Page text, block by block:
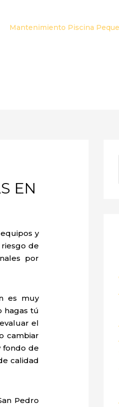
Mantenimiento Piscina
EN
y
de
por
es muy
hagas tú
el
cambiar
fondo de
calidad
Pedro
: